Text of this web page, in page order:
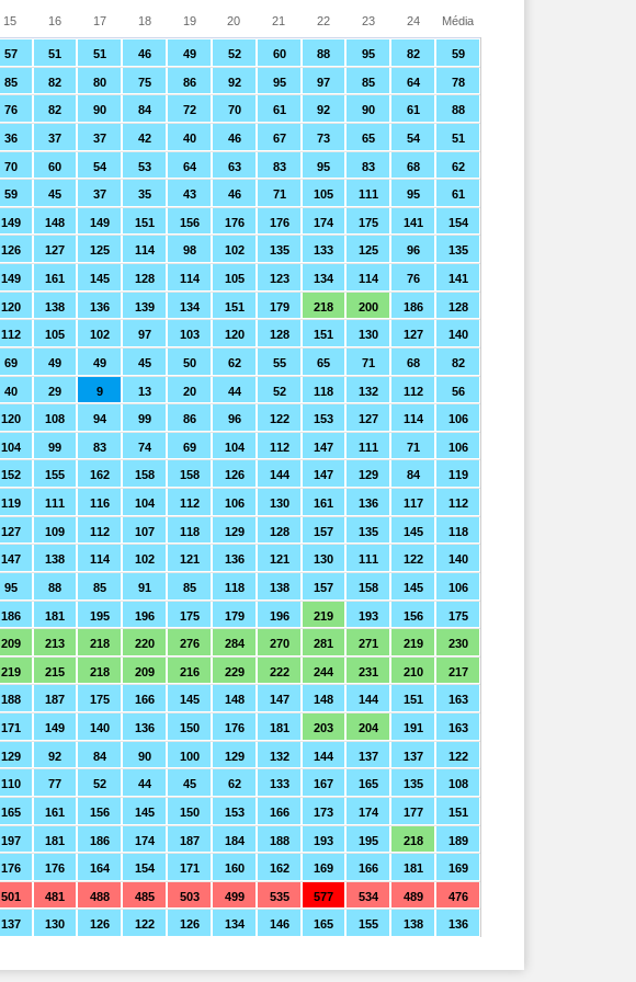
57 51 51 46 49 52 60 88 95 82 59
85 82 80 75 86 92 95 97 85 64 78
76 82 90 84 72 70 61 92 90 61 88
36 37 37 42 40 46 67 73 65 54 51
70 60 54 53 64 63 83 95 83 68 62
59 45 37 35 43 46 71 105 111 95 61
149 148 149 151 156 176 176 174 175 141 154
126 127 125 114 98 102 135 133 125 96 135
149 161 145 128 114 105 123 134 114 76 141
120 138 136 139 134 151 179 218 200 186 128
112 105 102 97 103 120 128 151 130 127 140
69 49 49 45 50 62 55 65 71 68 82
40 29 9 13 20 44 52 118 132 112 56
120 108 94 99 86 96 122 153 127 114 106
104 99 83 74 69 104 112 147 111 71 106
152 155 162 158 158 126 144 147 129 84 119
119 111 116 104 112 106 130 161 136 117 112
127 109 112 107 118 129 128 157 135 145 118
147 138 114 102 121 136 121 130 111 122 140
95 88 85 91 85 118 138 157 158 145 106
186 181 195 196 175 179 196 219 193 156 175
209 213 218 220 276 284 270 281 271 219 230
219 215 218 209 216 229 222 244 231 210 217
188 187 175 166 145 148 147 148 144 151 163
171 149 140 136 150 176 181 203 204 191 163
129 92 84 90 100 129 132 144 137 137 122
110 77 52 44 45 62 133 167 165 135 108
165 161 156 145 150 153 166 173 174 177 151
197 181 186 174 187 184 188 193 195 218 189
176 176 164 154 171 160 162 169 166 181 169
501 481 488 485 503 499 535 577 534 489 476
137 130 126 122 126 134 146 165 155 138 136
15 16 17 18 19 20 21 22 23 24 Média